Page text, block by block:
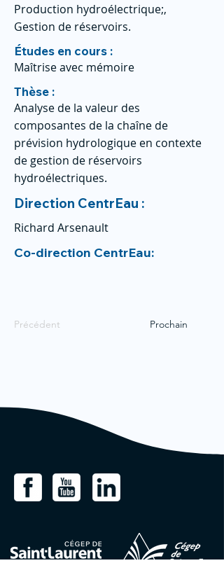
Production hydroélectrique;,
Gestion de réservoirs.
Études en cours :
Maîtrise avec mémoire
Thèse :
Analyse de la valeur des
composantes de la chaîne de
prévision hydrologique en contexte
de gestion de réservoirs
hydroélectriques.
Direction CentrEau :
Richard Arsenault
Co-direction CentrEau:
Précédent Prochain